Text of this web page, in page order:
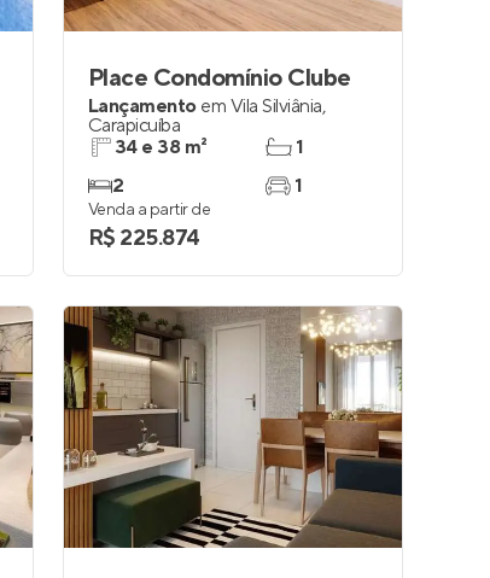
Place Condomínio Clube
Lançamento em Vila Silviânia,
Carapicuíba
34 e 38 m²
2
1
1
Venda a partir de
R$ 225.874